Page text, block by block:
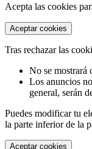
Acepta las cookies
Aceptar cookies
Tras rechazar las
No se mostrará
Los anuncios
general, serán
Puedes modificar tu
la parte inferior de la
Aceptar cookies